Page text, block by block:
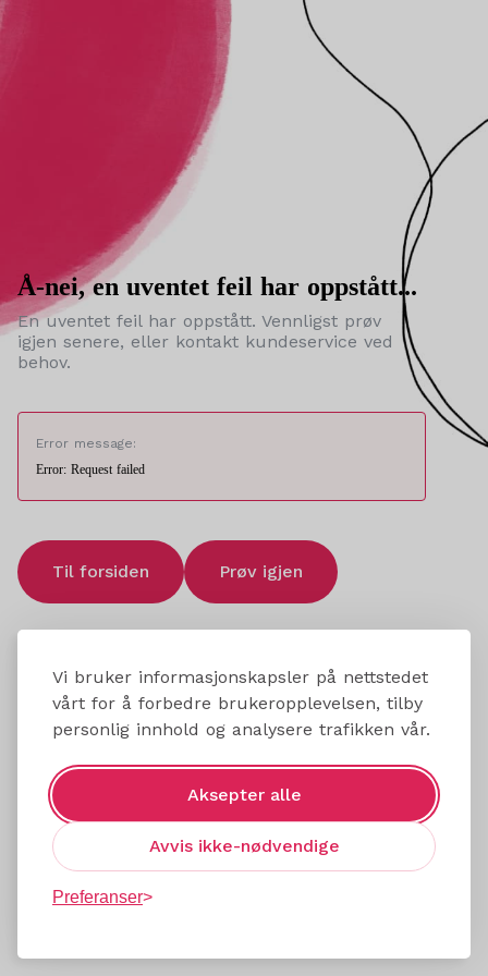
Vi bruker informasjonskapsler på nettstedet
vårt for å forbedre brukeropplevelsen, tilby
personlig innhold og analysere trafikken vår.
Aksepter alle
Avvis ikke-nødvendige
Preferanser
Å-nei, en uventet feil har oppstått...
En uventet feil har oppstått. Vennligst prøv
igjen senere, eller kontakt kundeservice ved
behov.
Error message:
Error: Request failed
Til forsiden Prøv igjen